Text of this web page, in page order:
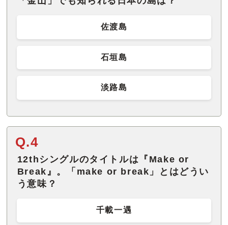
佐渡島
石垣島
淡路島
Q.4
12thシングルのタイトルは『Make or
Break』。「make or break」とはどうい
う意味？
千載一遇